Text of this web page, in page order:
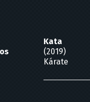
Kata
(2019)
Kárate